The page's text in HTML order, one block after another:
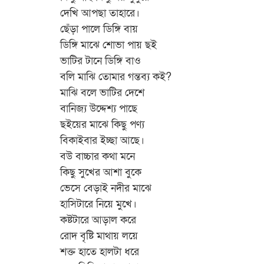
দেখি আপছা তাহারে।
ছেঁড়া পালে ডিঙ্গি বায়
ডিঙ্গি মাঝে শোভা পায় ছই
ভাটির টানে ডিঙ্গি বাও
বলি মাঝি তোমার গন্তব্য কই?
মাঝি বলে ভাটির দেশে
বানিজ্য উদ্দেশ্য পাছে
ছইয়ের মাঝে কিছু পণ্য
বিকাইবার ইচ্ছা আছে।
বউ বাচ্চার কথা মনে
কিছু সুখের আশা বুকে
ভেসে বেড়াই নদীর মাঝে
হাসিটারে নিয়ে মুখে।
কষ্টটারে আড়াল করে
রোদ বৃষ্টি মাথায় লয়ে
শক্ত হাতে হালটা ধরে